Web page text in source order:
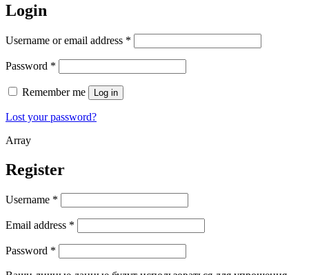
Login
Username or email address *
Password *
Remember me Log in
Lost your password?
Array
Register
Username *
Email address *
Password *